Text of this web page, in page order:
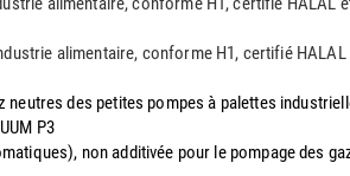
alimentaire, conforme H1, certifié HALAL
des petites pompes à palettes
P3
non additivée pour le pompage des